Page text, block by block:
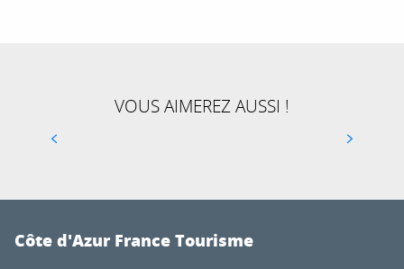
VOUS AIMEREZ AUSSI !
extraordinaire pour les passionnés de vélo. C’est
probablement l’une des raisons pour laquelle un
Côte d'Azur France Tourisme